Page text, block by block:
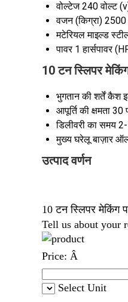
वोल्टेज 240 वोल्ट
वजन (किग्रा) 2500
मटेरियल माइल्ड
पावर 1 हार्सपावर
10 टन स्लिपर
भुगतान की शर्तें कैश
आपूर्ति की क्षमता 30
डिलीवरी का समय 2-
मुख्य घरेलू बाज़ार ऑल
उत्पाद वर्णन
10 टन स्लिपर मेकिंग
Tell us about your
Price: Â
Select Unit